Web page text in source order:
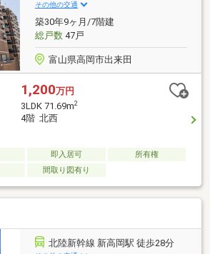
その他の交通
築30年9ヶ月/7階建
総戸数47戸
富山県高岡市出来田
1,200万円
3LDK 71.69m2
4階 北西
即入居可
所有権
間取り図有り
北陸新幹線 新高岡駅 徒歩28分